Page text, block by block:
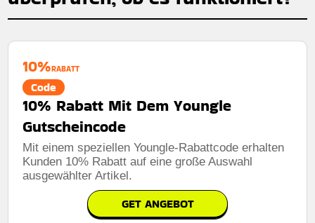
10%RABATT
Code
10% Rabatt Mit Dem Youngle
Gutscheincode
Mit einem speziellen Youngle-Rabattcode erhalten
Kunden 10% Rabatt auf eine große Auswahl
ausgewählter Artikel.
GET ANGEBOT